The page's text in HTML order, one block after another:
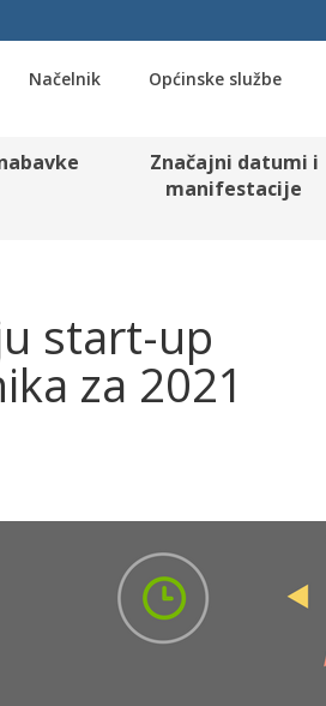
Načelnik Općinske službe
Značajni datumi i
manifestacije
start-up
za 2021